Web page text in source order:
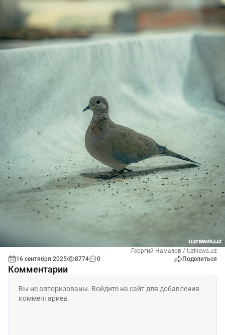
Георгий Намазов / UzNews.uz
16 сентября 2025
8774 0 Поделиться
Комментарии